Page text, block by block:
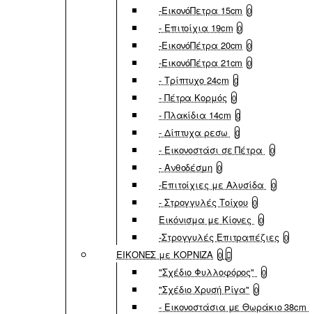
-ΕικονόΠετρα 15cm 0
- Επιτοίχια 19cm 0
-ΕικονόΠέτρα 20cm 0
-ΕικονόΠέτρα 21cm 0
- Τρίπτυχο 24cm 0
- Πέτρα Κορμός 0
- Πλακίδια 14cm 0
- Δίπτυχα ρεσω 0
- Εικονοστάσι σε Πέτρα 0
- Ανθοδέσμη 0
-Επιτοίχιες με Αλυσίδα 0
- Στρογγυλές Τοίχου 0
Εικόνισμα με Κίονες 0
-Στρογγυλές Επιτραπέζιες 0
ΕΙΚΟΝΕΣ με ΚΟΡΝΙΖΑ 0
"Σχέδιο Φυλλοφόρος" 0
"Σχέδιο Χρυσή Ρίγα" 0
- Εικονοστάσια με Θωράκιο 38cm